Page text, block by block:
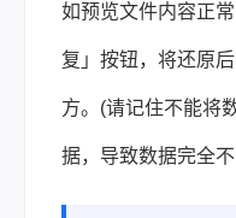
如预览文件内容正
复」按钮，将还原
方。(请记住不能将
据，导致数据完全不